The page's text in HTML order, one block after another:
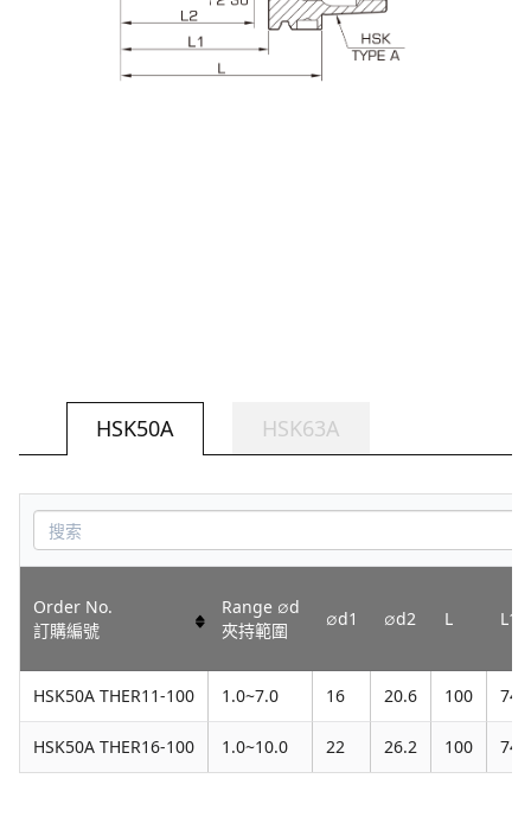
HSK50A HSK63A
Order No.
訂購編號
Range ∅d
夾持範圍
∅d1 ∅d2 L L1
HSK50A THER11-100 1.0~7.0 16 20.6 100 74
HSK50A THER16-100 1.0~10.0 22 26.2 100 74